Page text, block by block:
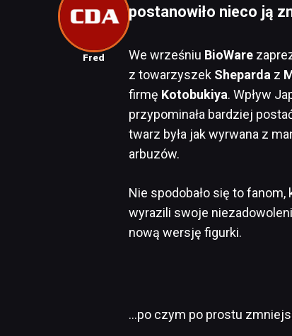
Fred
postanowiło nieco ją
We wrześniu BioWare
z towarzyszek Sheparda z
firmę Kotobukiya. Wpływ
przypominała bardziej
twarz była jak wyrwana z
arbuzów.
Nie spodobało się to
wyrazili swoje
nową wersję figurki.
…po czym po prostu